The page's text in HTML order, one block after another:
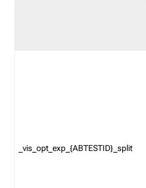
_vis_opt_exp_{ABTESTID}_split